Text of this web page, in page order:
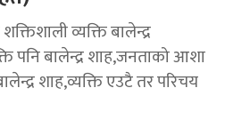
व्यक्ति बालेन्द्र
पनि बालेन्द्र शाह,जनताको आशा
शाह,व्यक्ति एउटै तर परिचय